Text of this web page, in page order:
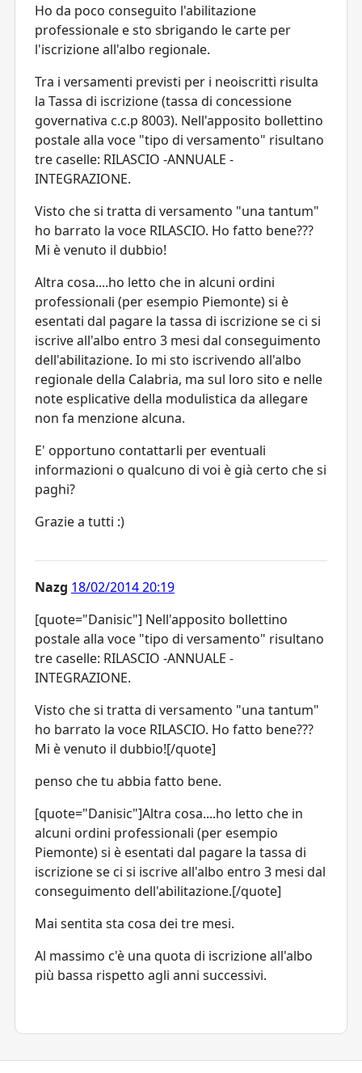
Ho da poco conseguito l'abilitazione
professionale e sto sbrigando le carte per
l'iscrizione all'albo regionale.
Tra i versamenti previsti per i neoiscritti risulta
la Tassa di iscrizione (tassa di concessione
governativa c.c.p 8003). Nell'apposito bollettino
postale alla voce "tipo di versamento" risultano
tre caselle: RILASCIO -ANNUALE -
INTEGRAZIONE.
Visto che si tratta di versamento "una tantum"
ho barrato la voce RILASCIO. Ho fatto bene???
Mi è venuto il dubbio!
Altra cosa....ho letto che in alcuni ordini
professionali (per esempio Piemonte) si è
esentati dal pagare la tassa di iscrizione se ci si
iscrive all'albo entro 3 mesi dal conseguimento
dell'abilitazione. Io mi sto iscrivendo all'albo
regionale della Calabria, ma sul loro sito e nelle
note esplicative della modulistica da allegare
non fa menzione alcuna.
E' opportuno contattarli per eventuali
informazioni o qualcuno di voi è già certo che si
paghi?
Grazie a tutti :)
Nazg 18/02/2014 20:19
[quote="Danisic"] Nell'apposito bollettino
postale alla voce "tipo di versamento" risultano
tre caselle: RILASCIO -ANNUALE -
INTEGRAZIONE.
Visto che si tratta di versamento "una tantum"
ho barrato la voce RILASCIO. Ho fatto bene???
Mi è venuto il dubbio![/quote]
penso che tu abbia fatto bene.
[quote="Danisic"]Altra cosa....ho letto che in
alcuni ordini professionali (per esempio
Piemonte) si è esentati dal pagare la tassa di
iscrizione se ci si iscrive all'albo entro 3 mesi dal
conseguimento dell'abilitazione.[/quote]
Mai sentita sta cosa dei tre mesi.
Al massimo c'è una quota di iscrizione all'albo
più bassa rispetto agli anni successivi.